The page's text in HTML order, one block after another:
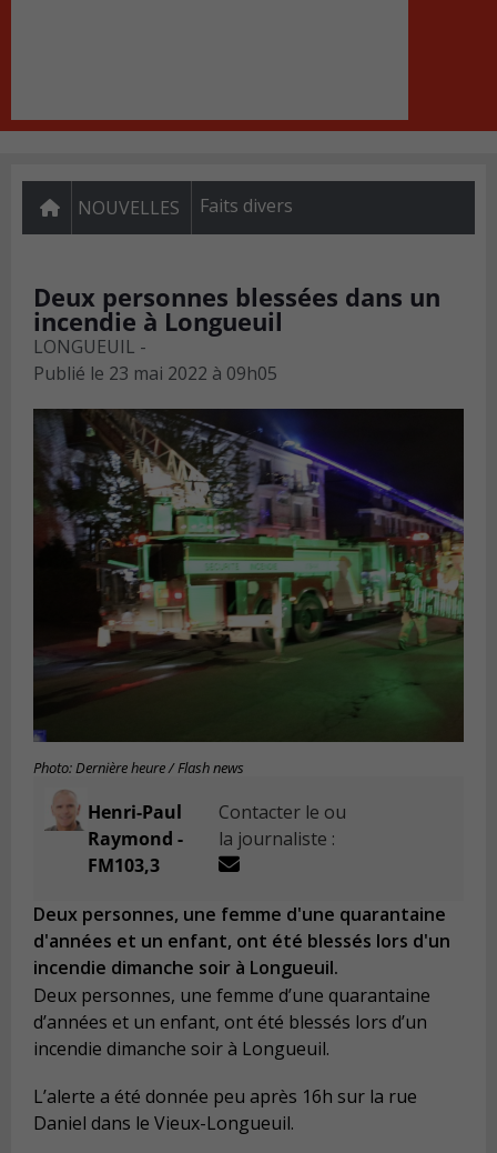
NOUVELLES Faits divers
Deux personnes blessées dans un
incendie à Longueuil
LONGUEUIL -
Publié le 23 mai 2022 à 09h05
Photo: Dernière heure / Flash news
Henri-Paul
Raymond -
FM103,3
Contacter le ou
la journaliste :
Deux personnes, une femme d'une quarantaine
d'années et un enfant, ont été blessés lors d'un
incendie dimanche soir à Longueuil.
Deux personnes, une femme d’une quarantaine
d’années et un enfant, ont été blessés lors d’un
incendie dimanche soir à Longueuil.
L’alerte a été donnée peu après 16h sur la rue
Daniel dans le Vieux-Longueuil.